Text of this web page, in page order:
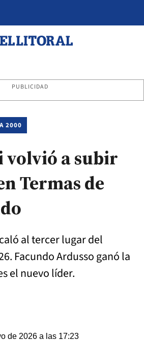
PUBLICIDAD
2000
a subir
Termas de
al tercer lugar del
Facundo Ardusso ganó la
el nuevo líder.
de 2026 a las 17:23